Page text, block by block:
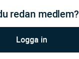
redan medlem?
Logga in